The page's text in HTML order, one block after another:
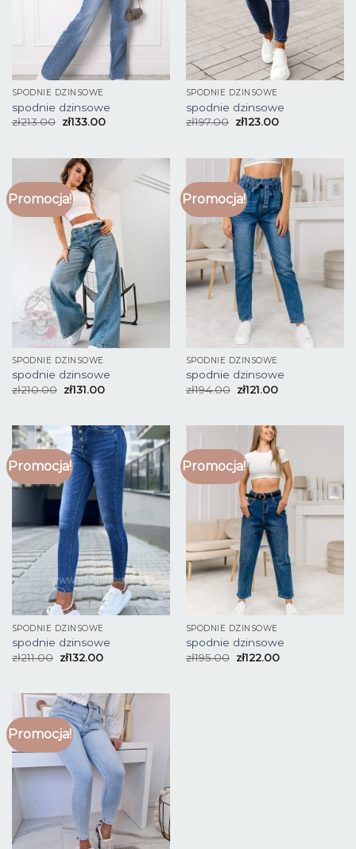
SPODNIE DZINSOWE
spodnie dzinsowe
zł213.00 zł133.00
SPODNIE DZINSOWE
spodnie dzinsowe
zł197.00 zł123.00
Promocja!
SPODNIE DZINSOWE
spodnie dzinsowe
zł210.00 zł131.00
Promocja!
SPODNIE DZINSOWE
spodnie dzinsowe
zł194.00 zł121.00
Promocja!
SPODNIE DZINSOWE
spodnie dzinsowe
zł211.00 zł132.00
Promocja!
SPODNIE DZINSOWE
spodnie dzinsowe
zł195.00 zł122.00
Promocja!